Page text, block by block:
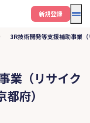
メ
新規登録
3R技術開発等支援補助事業
業（リサイク
府）